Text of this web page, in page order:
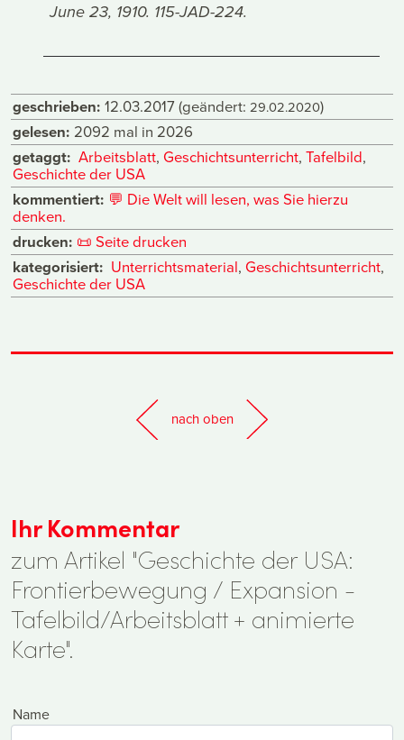
June 23, 1910. 115-JAD-224.
geschrieben: 12.03.2017(geändert: 29.02.2020)
gelesen: 2092 mal in 2026
getaggt: Arbeitsblatt, Geschichtsunterricht, Tafelbild,
Geschichte der USA
kommentiert: 💬 Die Welt will lesen, was Sie hierzu
denken.
drucken: 📜 Seite drucken
kategorisiert: Unterrichtsmaterial, Geschichtsunterricht,
Geschichte der USA
nach oben
Ihr Kommentar
zum Artikel "Geschichte der USA:
Frontierbewegung / Expansion -
Tafelbild/Arbeitsblatt + animierte
Karte".
Name